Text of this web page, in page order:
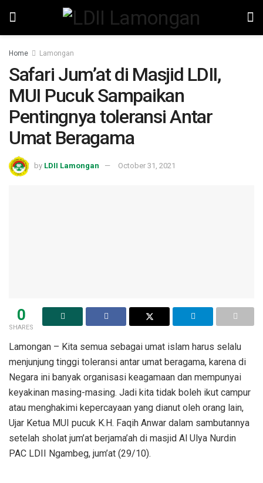
Home Lamongan
Safari Jum’at di Masjid LDII,
MUI Pucuk Sampaikan
Pentingnya toleransi Antar
Umat Beragama
by LDII Lamongan October 31, 2021
0
SHARES
Lamongan – Kita semua sebagai umat islam harus selalu
menjunjung tinggi toleransi antar umat beragama, karena di
Negara ini banyak organisasi keagamaan dan mempunyai
keyakinan masing-masing. Jadi kita tidak boleh ikut campur
atau menghakimi kepercayaan yang dianut oleh orang lain,
Ujar Ketua MUI pucuk K.H. Faqih Anwar dalam sambutannya
setelah sholat jum’at berjama’ah di masjid Al Ulya Nurdin
PAC LDII Ngambeg, jum’at (29/10).